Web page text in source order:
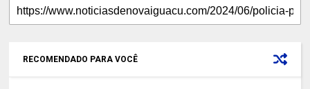
RECOMENDADO PARA VOCÊ